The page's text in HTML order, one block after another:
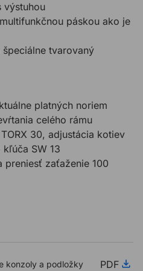
výstuhou
páskou ako je
tvarovaný
platných noriem
celého rámu
30, adjustácia kotiev
SW 13
zaťaženie 100
konzoly a podložky
PDF